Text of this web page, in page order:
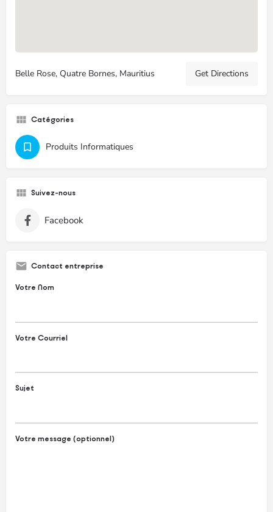
Belle Rose, Quatre Bornes, Mauritius Get Directions
Catégories
Produits Informatiques
Suivez-nous
Facebook
Contact entreprise
Votre Nom
Votre Courriel
Sujet
Votre message (optionnel)